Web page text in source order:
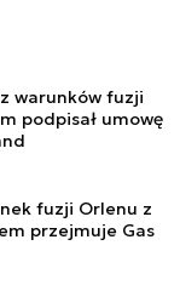
warunków fuzji
podpisał umowę
fuzji Orlenu z
przejmuje Gas